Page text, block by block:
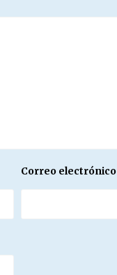
Correo electrónico